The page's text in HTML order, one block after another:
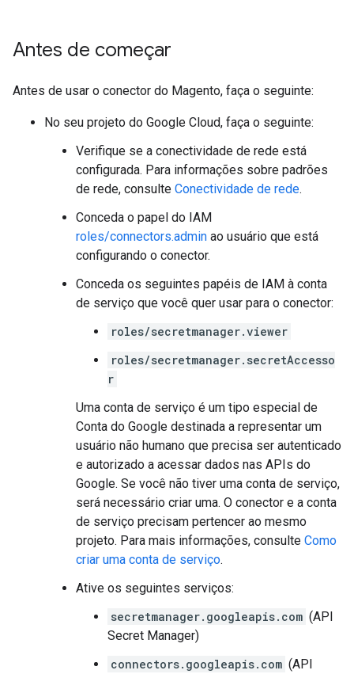
Antes de começar
Antes de usar o conector do Magento, faça o seguinte:
No seu projeto do Google Cloud, faça o seguinte:
Verifique se a conectividade de rede está
configurada. Para informações sobre padrões
de rede, consulte Conectividade de rede.
Conceda o papel do IAM
roles/connectors.admin ao usuário que está
configurando o conector.
Conceda os seguintes papéis de IAM à conta
de serviço que você quer usar para o conector:
roles/secretmanager.viewer
roles/secretmanager.secretAccesso
r
Uma conta de serviço é um tipo especial de
Conta do Google destinada a representar um
usuário não humano que precisa ser autenticado
e autorizado a acessar dados nas APIs do
Google. Se você não tiver uma conta de serviço,
será necessário criar uma. O conector e a conta
de serviço precisam pertencer ao mesmo
projeto. Para mais informações, consulte Como
criar uma conta de serviço.
Ative os seguintes serviços:
secretmanager.googleapis.com (API
Secret Manager)
connectors.googleapis.com (API